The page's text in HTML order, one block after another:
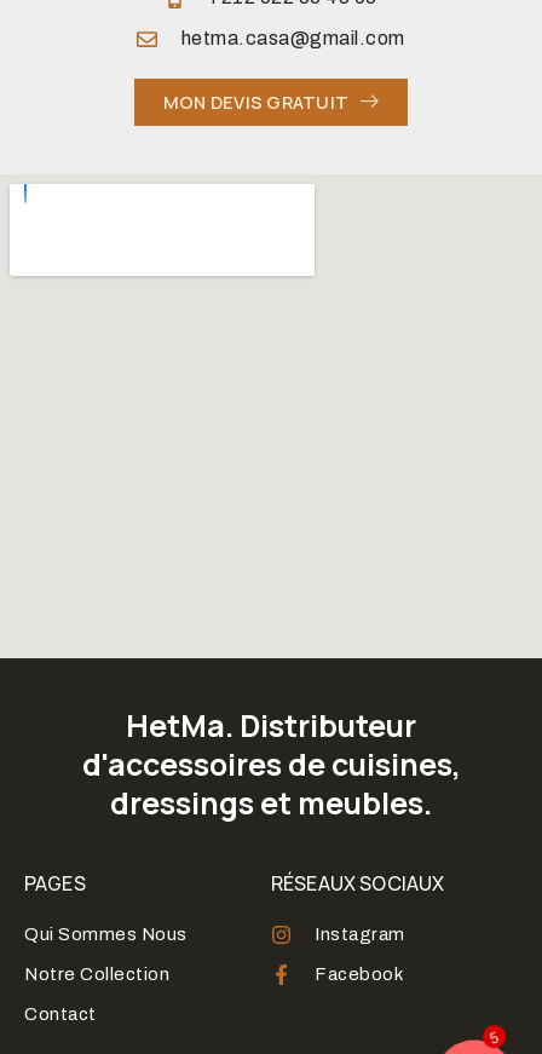
hetma.casa@gmail.com
MON DEVIS GRATUIT
HetMa. Distributeur
d'accessoires de cuisines,
dressings et meubles.
PAGES
Qui Sommes Nous
Notre Collection
Contact
RÉSEAUX SOCIAUX
Instagram
Facebook
5